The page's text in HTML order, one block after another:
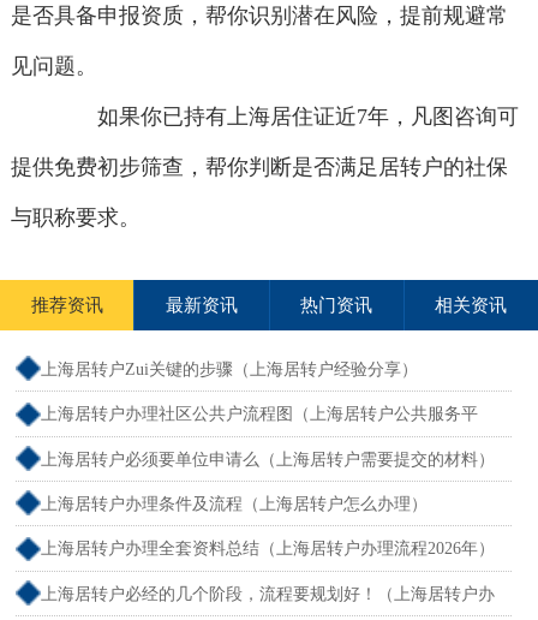
是否具备申报资质，帮你识别潜在风险，提前规避常
见问题。
如果你已持有上海居住证近7年，凡图咨询可
提供免费初步筛查，帮你判断是否满足居转户的社保
与职称要求。
推荐资讯 最新资讯 热门资讯 相关资讯
上海居转户Zui关键的步骤（上海居转户经验分享）
上海居转户办理社区公共户流程图（上海居转户公共服务平
台）
上海居转户必须要单位申请么（上海居转户需要提交的材料）
上海居转户办理条件及流程（上海居转户怎么办理）
上海居转户办理全套资料总结（上海居转户办理流程2026年）
上海居转户必经的几个阶段，流程要规划好！（上海居转户办